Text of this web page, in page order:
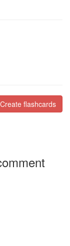
Create flashcards